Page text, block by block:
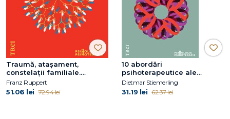
Traumă, ataşament,
constelaţii familiale.
Psihoterapia traumei
Franz Ruppert
51.06 lei 72.94 lei
10 abordări
psihoterapeutice ale
depresiei
Dietmar Stiemerling
31.19 lei 62.37 lei